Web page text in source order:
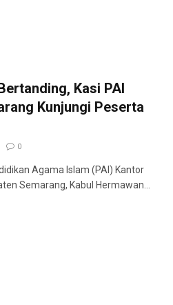
Kasi PAI
Kunjungi Peserta
0
Agama Islam (PAI) Kantor
Semarang, Kabul Hermawan…